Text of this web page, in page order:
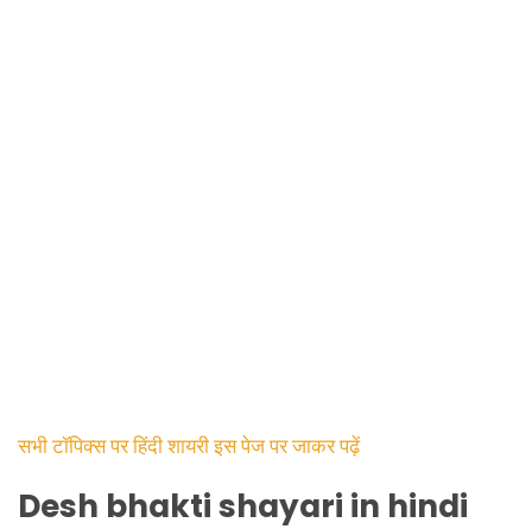
सभी टॉपिक्स पर हिंदी शायरी इस पेज पर जाकर पढ़ें
Desh bhakti shayari in hindi